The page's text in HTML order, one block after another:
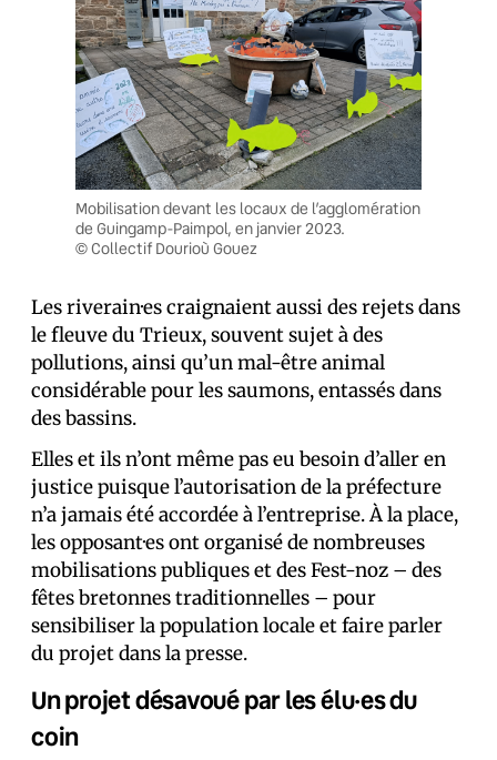
Mobilisation devant les locaux de l’agglomération
de Guingamp-Paimpol, en janvier 2023.
© Collectif Dourioù Gouez
Les riverain·es craignaient aussi des rejets dans
le fleuve du Trieux, souvent sujet à des
pollutions, ainsi qu’un mal-être animal
considérable pour les saumons, entassés dans
des bassins.
Elles et ils n’ont même pas eu besoin d’aller en
justice puisque l’autorisation de la préfecture
n’a jamais été accordée à l’entreprise. À la place,
les opposant·es ont organisé de nombreuses
mobilisations publiques et des Fest-noz – des
fêtes bretonnes traditionnelles – pour
sensibiliser la population locale et faire parler
du projet dans la presse.
Un projet désavoué par les élu·es du
coin